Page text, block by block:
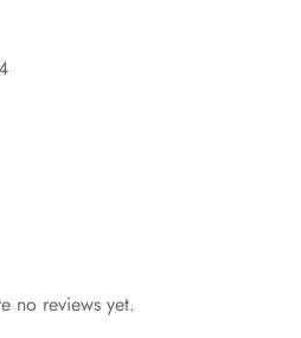
no reviews yet.